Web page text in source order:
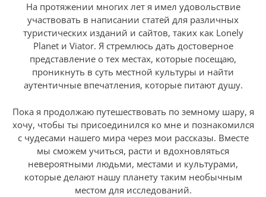
На протяжении многих лет я имел удовольствие
участвовать в написании статей для различных
туристических изданий и сайтов, таких как Lonely
Planet и Viator. Я стремлюсь дать достоверное
представление о тех местах, которые посещаю,
проникнуть в суть местной культуры и найти
аутентичные впечатления, которые питают душу.
Пока я продолжаю путешествовать по земному шару, я
хочу, чтобы ты присоединился ко мне и познакомился
с чудесами нашего мира через мои рассказы. Вместе
мы сможем учиться, расти и вдохновляться
невероятными людьми, местами и культурами,
которые делают нашу планету таким необычным
местом для исследований.